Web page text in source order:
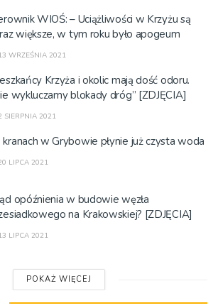
WIOŚ: – Uciążliwości w Krzyżu są
większe, w tym roku było apogeum
WRZEŚNIA 2021
Krzyża i okolic mają dość odoru.
wykluczamy blokady dróg” [ZDJĘCIA]
SIERPNIA 2021
w Grybowie płynie już czysta woda
LIPCA 2021
opóźnienia w budowie węzła
na Krakowskiej? [ZDJĘCIA]
LIPCA 2021
POKAŻ WIĘCEJ